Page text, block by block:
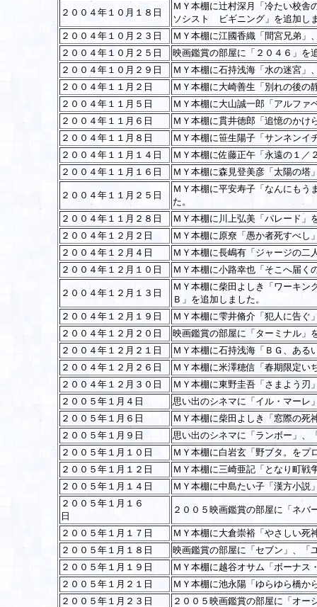
２００４年１０月１８日
ＭＹ本棚に辻村深月「冷たい校舎
ソシスト ビギニング」を追加し
２００４年１０月２３日
ＭＹ本棚に江國香織「間宮兄弟」
２００４年１０月２５日
映画鑑賞の部屋に「２０４６」を
２００４年１０月２９日
ＭＹ本棚に石持浅海「水の迷宮」
２００４年１１月２日
ＭＹ本棚に大崎善生「別れの後の
２００４年１１月５日
ＭＹ本棚に大山誠一郎「アルファ
２００４年１１月６日
ＭＹ本棚に貫井徳郎「追憶のかけ
２００４年１１月８日
ＭＹ本棚に笹生陽子「サンネンイ
２００４年１１月１４日
ＭＹ本棚に佐藤正午「永遠の１／
２００４年１１月１６日
ＭＹ本棚に森見登美彦「太陽の塔
２００４年１１月２５日
ＭＹ本棚に平安寿子「なんにもう
た。
２００４年１１月２８日
ＭＹ本棚に川上弘美「パレード」
２００４年１２月２日
ＭＹ本棚に原尞「愚か者死すべし
２００４年１２月４日
ＭＹ本棚に長嶋有「ジャージの二
２００４年１２月１０日
ＭＹ本棚に小路幸也「そこへ届く
２００４年１２月１３日
ＭＹ本棚に柴田よしき「ワーキ
Ｂ」を追加しました。
２００４年１２月１９日
ＭＹ本棚に雫井脩介「犯人に告ぐ
２００４年１２月２０日
映画鑑賞の部屋に「ターミナル」
２００４年１２月２１日
ＭＹ本棚に石持浅海「ＢＧ、ある
２００４年１２月２６日
ＭＹ本棚に米澤穂信「春期限定い
２００４年１２月３０日
ＭＹ本棚に東野圭吾「さまよう刃
２００５年１月４日
思い出のシネマに「イル・マーレ
２００５年１月６日
ＭＹ本棚に柴田よしき「窓際の死
２００５年１月９日
思い出のシネマに「ランボー」
２００５年１月１０日
ＭＹ本棚に白岩玄「野ブタ。をプ
２００５年１月１２日
ＭＹ本棚に三崎亜記「となり町戦
２００５年１月１４日
ＭＹ本棚に中島たい子「漢方小説
２００５年１月１６
日
２００５映画鑑賞の部屋に「ネバ
２００５年１月１７日
ＭＹ本棚に大倉崇裕「やさしい死
２００５年１月１８日
映画鑑賞の部屋に「セブン」、「
２００５年１月１９日
ＭＹ本棚に越谷オサム「ボーナス
２００５年１月２１日
ＭＹ本棚に池永陽「ゆらゆら橋か
２００５年１月２３日
２００５映画鑑賞の部屋に「オー